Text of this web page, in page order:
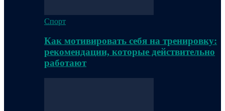
Спорт
Как мотивировать себя на тренировку:
рекомендации, которые действительно
работают